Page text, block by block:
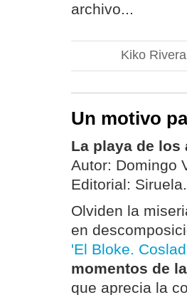
archivo...
Kiko
Un motivo
La playa de los
Autor: Domingo
Editorial: Siruela.
Olviden la
en
'El Bloke.
momentos de
que aprecia la